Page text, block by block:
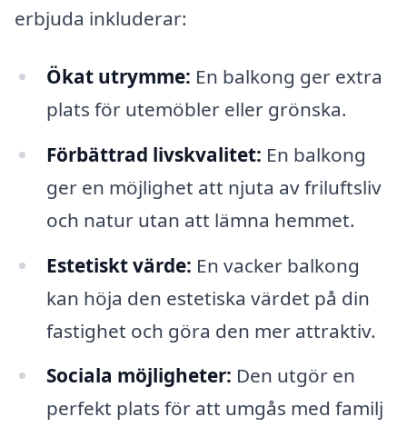
erbjuda inkluderar:
Ökat utrymme: En balkong ger extra
plats för utemöbler eller grönska.
Förbättrad livskvalitet: En balkong
ger en möjlighet att njuta av friluftsliv
och natur utan att lämna hemmet.
Estetiskt värde: En vacker balkong
kan höja den estetiska värdet på din
fastighet och göra den mer attraktiv.
Sociala möjligheter: Den utgör en
perfekt plats för att umgås med familj